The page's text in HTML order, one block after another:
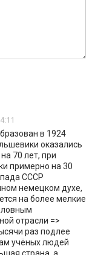
в 1924
оказались
70 лет, при
примерно на 30
СССР
немецком духе,
на более мелкие
отрасли =>
раз подлее
учёных людей